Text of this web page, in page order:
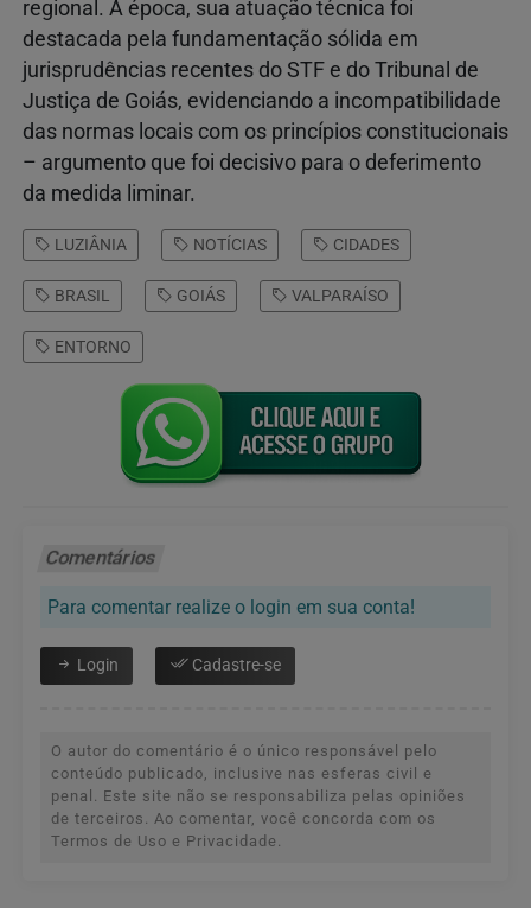
regional. À época, sua atuação técnica foi
destacada pela fundamentação sólida em
jurisprudências recentes do STF e do Tribunal de
Justiça de Goiás, evidenciando a incompatibilidade
das normas locais com os princípios constitucionais
– argumento que foi decisivo para o deferimento
da medida liminar.
LUZIÂNIA NOTÍCIAS CIDADES
BRASIL GOIÁS VALPARAÍSO
ENTORNO
Comentários
Para comentar realize o login em sua conta!
Login Cadastre-se
O autor do comentário é o único responsável pelo
conteúdo publicado, inclusive nas esferas civil e
penal. Este site não se responsabiliza pelas opiniões
de terceiros. Ao comentar, você concorda com os
Termos de Uso e Privacidade.